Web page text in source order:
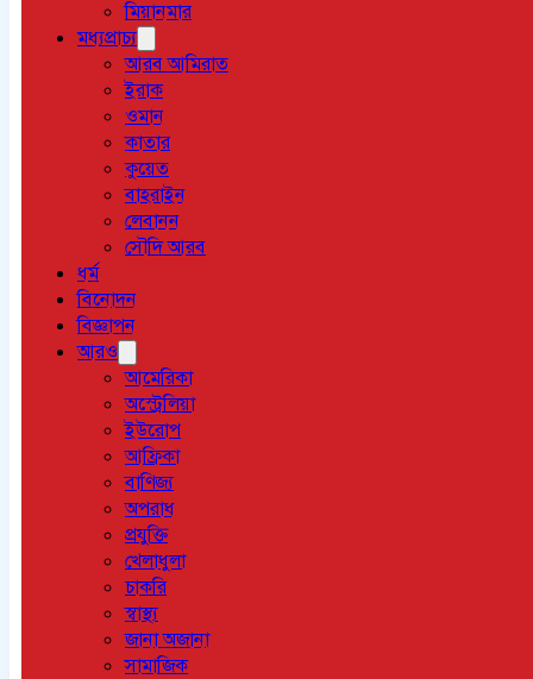
মিয়ানমার
মধ্যপ্রাচ্য
আরব আমিরাত
ইরাক
ওমান
কাতার
কুয়েত
বাহরাইন
লেবানন
সৌদি আরব
ধর্ম
বিনোদন
বিজ্ঞাপন
আরও
আমেরিকা
অস্ট্রেলিয়া
ইউরোপ
আফ্রিকা
বাণিজ্য
অপরাধ
প্রযুক্তি
খেলাধুলা
চাকরি
স্বাস্থ্য
জানা অজানা
সামাজিক